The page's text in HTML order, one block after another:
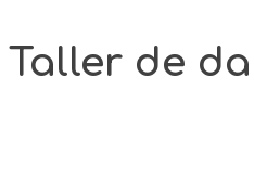
Taller de